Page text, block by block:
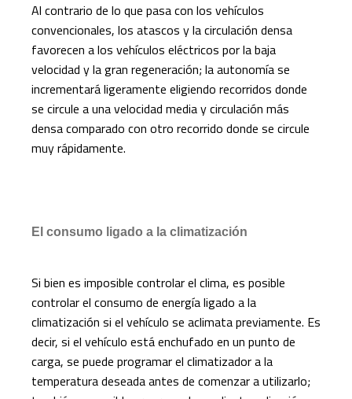
Al contrario de lo que pasa con los vehículos
convencionales, los atascos y la circulación densa
favorecen a los vehículos eléctricos por la baja
velocidad y la gran regeneración; la autonomía se
incrementará ligeramente eligiendo recorridos donde
se circule a una velocidad media y circulación más
densa comparado con otro recorrido donde se circule
muy rápidamente.
El consumo ligado a la climatización
Si bien es imposible controlar el clima, es posible
controlar el consumo de energía ligado a la
climatización si el vehículo se aclimata previamente. Es
decir, si el vehículo está enchufado en un punto de
carga, se puede programar el climatizador a la
temperatura deseada antes de comenzar a utilizarlo;